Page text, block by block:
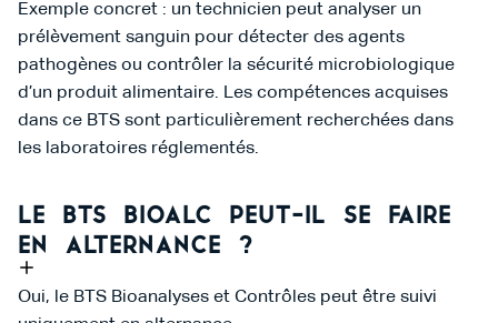
Exemple concret : un technicien peut analyser un
prélèvement sanguin pour détecter des agents
pathogènes ou contrôler la sécurité microbiologique
d’un produit alimentaire. Les compétences acquises
dans ce BTS sont particulièrement recherchées dans
les laboratoires réglementés.
Le BTS BIOALC peut-il se faire
en alternance ?
Oui, le BTS Bioanalyses et Contrôles peut être suivi